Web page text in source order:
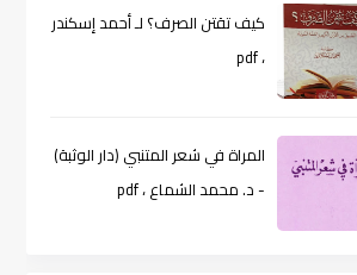
كيف تقتن الصرف؟ لـ أحمد إسكندر
، pdf
المراة في شعر المتنبي (دار الوثبة)
- د. محمد الشماع ، pdf